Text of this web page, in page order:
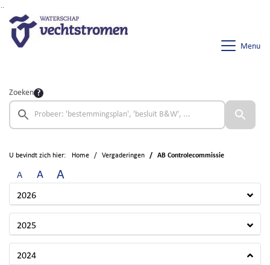
Menu
Zoeken
U bevindt zich hier: Home Vergaderingen AB Controlecommissie
A A A
2026
2025
2024